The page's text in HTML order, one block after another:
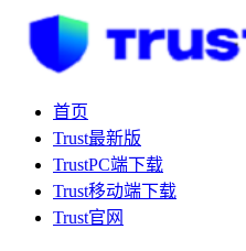
首页
Trust最新版
TrustPC端下载
Trust移动端下载
Trust官网